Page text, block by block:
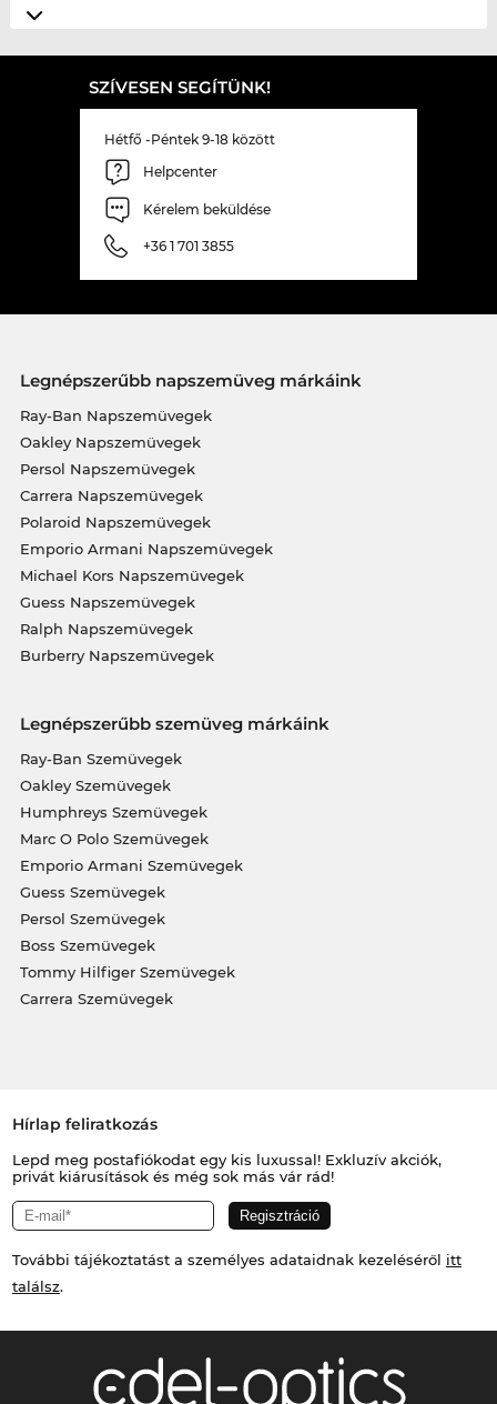
SZÍVESEN SEGÍTÜNK!
Hétfő -Péntek 9-18 között
Helpcenter
Kérelem beküldése
+36 1 701 3855
Legnépszerűbb napszemüveg márkáink
Ray-Ban Napszemüvegek
Oakley Napszemüvegek
Persol Napszemüvegek
Carrera Napszemüvegek
Polaroid Napszemüvegek
Emporio Armani Napszemüvegek
Michael Kors Napszemüvegek
Guess Napszemüvegek
Ralph Napszemüvegek
Burberry Napszemüvegek
Legnépszerűbb szemüveg márkáink
Ray-Ban Szemüvegek
Oakley Szemüvegek
Humphreys Szemüvegek
Marc O Polo Szemüvegek
Emporio Armani Szemüvegek
Guess Szemüvegek
Persol Szemüvegek
Boss Szemüvegek
Tommy Hilfiger Szemüvegek
Carrera Szemüvegek
Hírlap feliratkozás
Lepd meg postafiókodat egy kis luxussal! Exkluzív akciók,
privát kiárusítások és még sok más vár rád!
További tájékoztatást a személyes adataidnak kezeléséről itt
találsz.